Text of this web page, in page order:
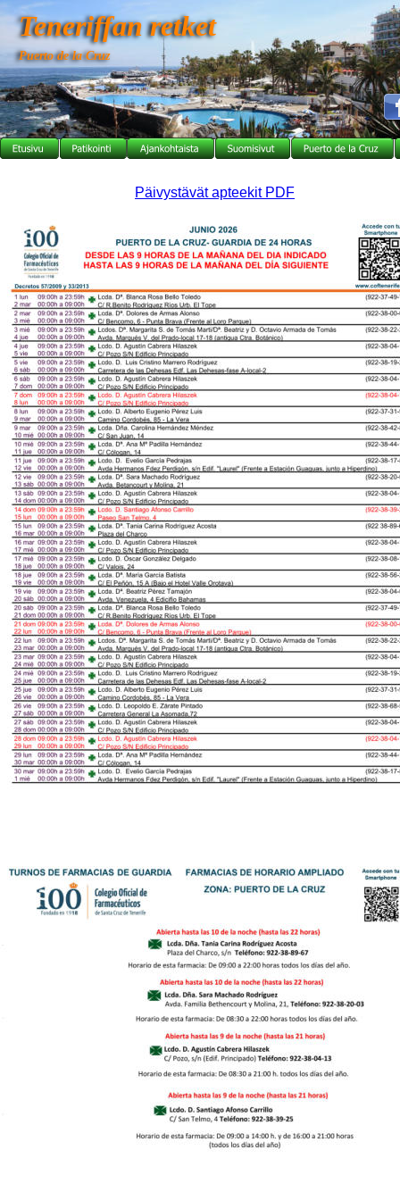
Teneriffan retket
Puerto de la Cruz
Päivystävät apteekit PDF